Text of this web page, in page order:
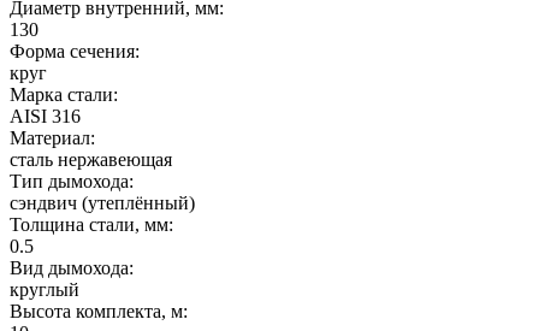
Диаметр внутренний, мм:
130
Форма сечения:
круг
Марка стали:
AISI 316
Материал:
сталь нержавеющая
Тип дымохода:
сэндвич (утеплённый)
Толщина стали, мм:
0.5
Вид дымохода:
круглый
Высота комплекта, м: